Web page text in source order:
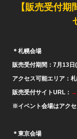
【販売受付
＊札幌会場
販売受付期間：7月13
アクセス可能エリア：
販売受付サイトURL： →
※イベント会場はアク
＊東京会場